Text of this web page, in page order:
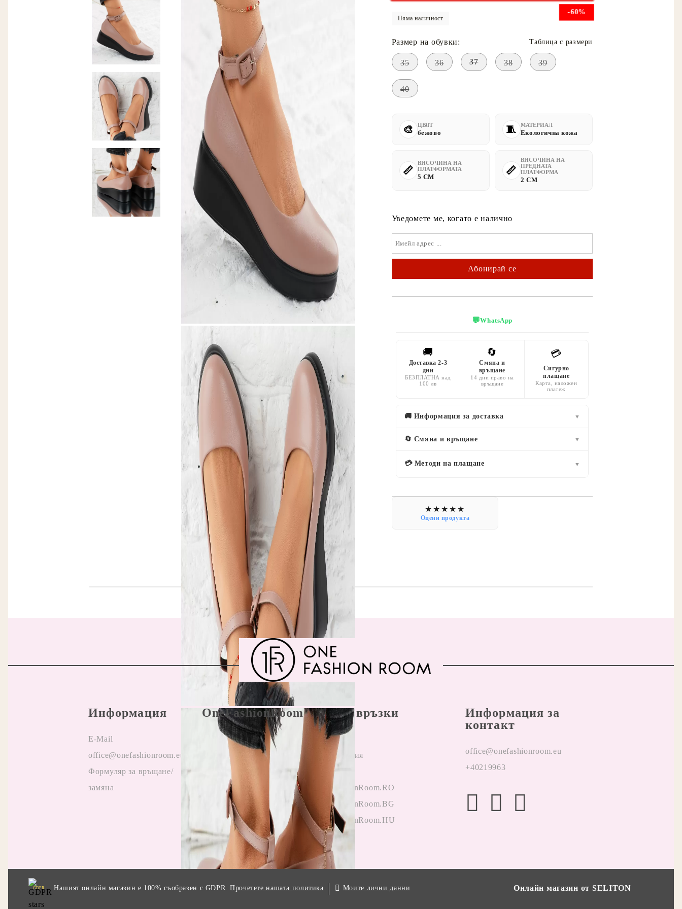
-60%
Няма наличност
Размер на обувки: Таблица с размери
35 36 37 38 39
40
ЦВЯТ
бежово
МАТЕРИАЛ
Екологична кожа
ВИСОЧИНА НА
ПЛАТФОРМАТА
5 CM
ВИСОЧИНА НА
ПРЕДНАТА
ПЛАТФОРМА
2 CM
Уведомете ме, когато е налично
💬WhatsApp
🚚
Доставка 2-3
дни
БЕЗПЛАТНА над
100 лв
🔄
Смяна и
връщане
14 дни право на
връщане
💳
Сигурно
плащане
Карта, наложен
платеж
🚚 Информация за доставка ▼
🔄 Смяна и връщане ▼
💳 Методи на плащане ▼
Оцени продукта
Информация
E-Mail
office@onefashionroom.eu
Формуляр за връщане/
замяна
OneFashionRoom
Правила и условия
Oнлайн разрешаване
на жалби
Отзиви от клиенти
Прилагане на
промоции
Бързи връзки
Начало
Регистрация
Вход
OneFashionRoom.RO
OneFashionRoom.BG
OneFashionRoom.HU
Информация за
контакт
office@onefashionroom.eu
+40219963
GDPR Нашият онлайн магазин е 100% съобразен с GDPR. Прочетете нашата политика Моите лични данни Онлайн магазин от SELITON